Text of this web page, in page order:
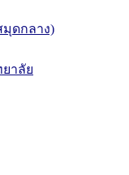
ดกลาง)
าลัย